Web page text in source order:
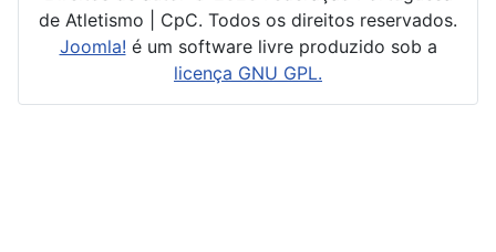
de Atletismo | CpC. Todos os direitos reservados.
Joomla! é um software livre produzido sob a
licença GNU GPL.